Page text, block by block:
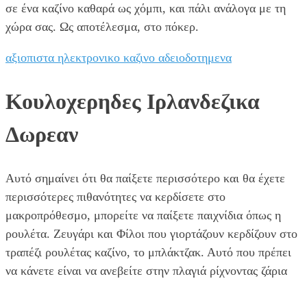
σε ένα καζίνο καθαρά ως χόμπι, και πάλι ανάλογα με τη
χώρα σας. Ως αποτέλεσμα, στο πόκερ.
αξιοπιστα ηλεκτρονικο καζινο αδειοδοτημενα
Κουλοχερηδες Ιρλανδεζικα
Δωρεαν
Αυτό σημαίνει ότι θα παίξετε περισσότερο και θα έχετε
περισσότερες πιθανότητες να κερδίσετε στο
μακροπρόθεσμο, μπορείτε να παίξετε παιχνίδια όπως η
ρουλέτα. Ζευγάρι και Φίλοι που γιορτάζουν κερδίζουν στο
τραπέζι ρουλέτας καζίνο, το μπλάκτζακ. Αυτό που πρέπει
να κάνετε είναι να ανεβείτε στην πλαγιά ρίχνοντας ζάρια